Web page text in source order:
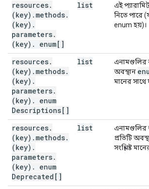
resources.
(key) . methods.
(key) .
parameters.
(key) . enum[]
list
এই
নিতে পারে
enum হয়)।
resources.
(key) . methods.
(key) .
parameters.
(key) .
enum
Descriptions[]
list
এনামগুলির
অবস্থান
মানের সাথে
resources.
(key) . methods.
(key) .
parameters.
(key) .
enum
Deprecated[]
list
এনামগুলির
প্রতিটি
সংশ্লিষ্ট